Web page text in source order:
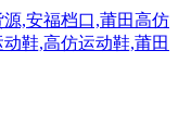
,安福档口,莆田高仿
鞋,高仿运动鞋,莆田